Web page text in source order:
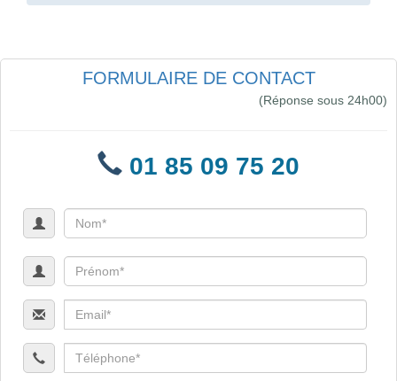
FORMULAIRE DE CONTACT
(Réponse sous 24h00)
01 85 09 75 20